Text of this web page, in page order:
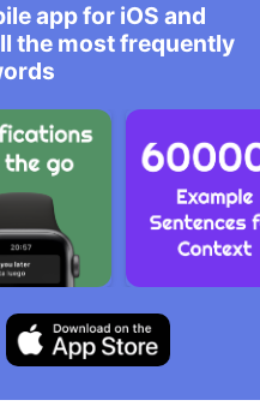
app for iOS and
the most frequently